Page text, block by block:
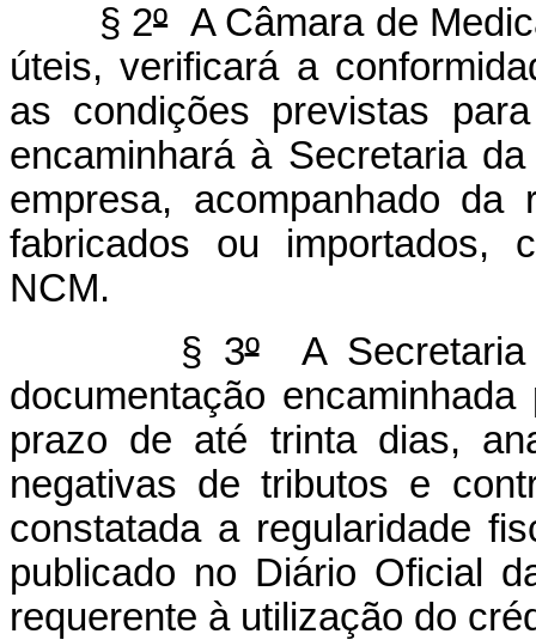
§ 2ºA Câmara de
úteis, verificará a
as condições previstas
encaminhará à Secretaria
empresa, acompanhado
fabricados ou importados,
NCM.
§ 3ºA Secretaria
documentação
prazo de até trinta dias,
negativas de tributos e
constatada a regularidade
publicado no Diário Oficial
requerente à utilização do